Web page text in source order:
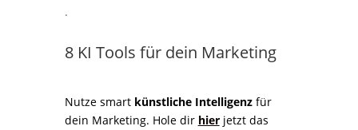
.
8 KI Tools für dein Marketing
Nutze smart künstliche Intelligenzfür
dein Marketing. Hole dir hierjetzt das